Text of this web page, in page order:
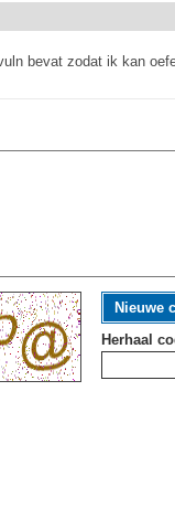
bevat zodat ik kan
Nieuwe
Herhaal